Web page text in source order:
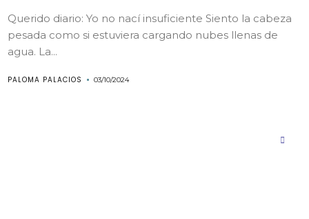
Querido diario: Yo no nací insuficiente Siento la cabeza
pesada como si estuviera cargando nubes llenas de
agua. La...
PALOMA PALACIOS 03/10/2024